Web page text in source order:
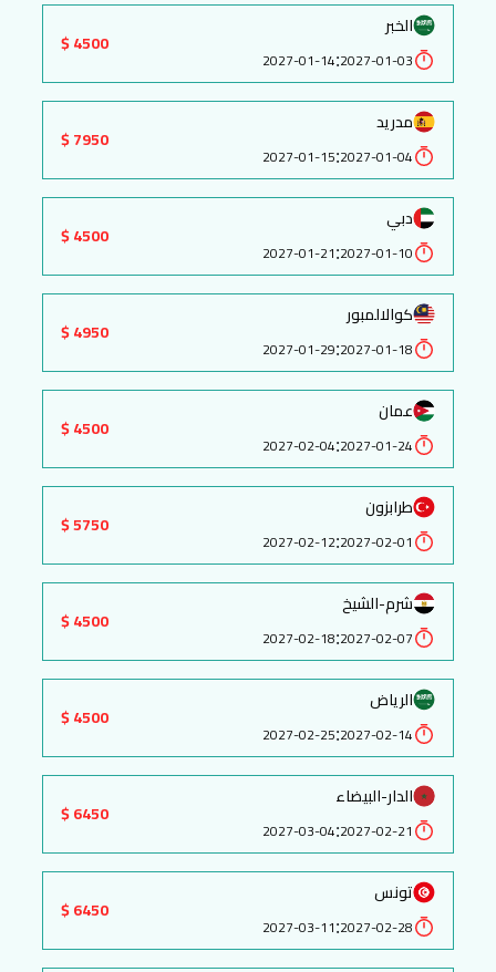
الخبر
2027-01-03
:
2027-01-14
4500 $
مدريد
2027-01-04
:
2027-01-15
7950 $
دبي
2027-01-10
:
2027-01-21
4500 $
كوالالمبور
2027-01-18
:
2027-01-29
4950 $
عمان
2027-01-24
:
2027-02-04
4500 $
طرابزون
2027-02-01
:
2027-02-12
5750 $
شرم-الشيخ
2027-02-07
:
2027-02-18
4500 $
الرياض
2027-02-14
:
2027-02-25
4500 $
الدار-البيضاء
2027-02-21
:
2027-03-04
6450 $
تونس
2027-02-28
:
2027-03-11
6450 $